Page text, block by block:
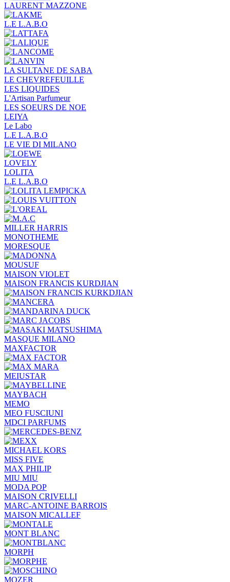
LAURENT MAZZONE
L.E L.A.B.O
LA SULTANE DE SABA
LE CHEVREFEUILLE
LES LIQUIDES
L'Artisan Parfumeur
LES SOEURS DE NOE
LEIYA
Le Labo
L.Е L.А.B.О
LE VIE DI MILANO
LOVELY
LOLITA
L.E L.A.B.O
MILLER HARRIS
MONOTHEME
MORESQUE
MOUSUF
MAISON VIOLET
MAISON FRANCIS KURDJIAN
MASQUE MILANO
MAXFACTOR
MEIUSTAR
MAYBACH
MEMO
MEO FUSCIUNI
MDCI PARFUMS
MICHAEL KORS
MISS FIVE
MAX PHILIP
MIU MIU
MODA POP
MAISON CRIVELLI
MARC-ANTOINE BARROIS
MAISON MICALLEF
MONT BLANC
MORPH
MOZER